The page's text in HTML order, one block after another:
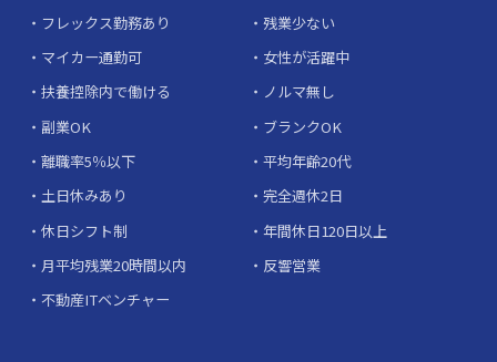
フレックス勤務あり
残業少ない
マイカー通勤可
女性が活躍中
扶養控除内で働ける
ノルマ無し
副業OK
ブランクOK
離職率5％以下
平均年齢20代
土日休みあり
完全週休2日
休日シフト制
年間休日120日以上
月平均残業20時間以内
反響営業
不動産ITベンチャー